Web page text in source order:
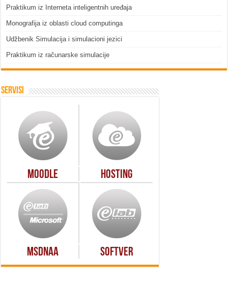
Praktikum iz Interneta inteligentnih uređaja
Monografija iz oblasti cloud computinga
Udžbenik Simulacija i simulacioni jezici
Praktikum iz računarske simulacije
Servisi
Moodle Hosting
MSDNAA Softver